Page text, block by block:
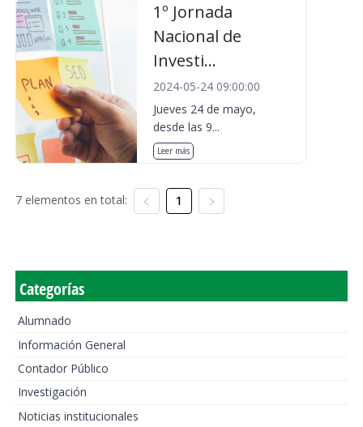
1º Jornada
Nacional de
Investi...
2024-05-24 09:00:00
Jueves 24 de mayo,
desde las 9...
Leer más
7 elementos en total: 1
Categorías
Alumnado
Información General
Contador Público
Investigación
Noticias institucionales